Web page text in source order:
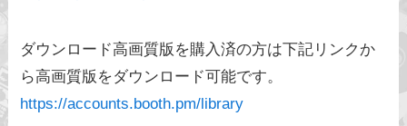
ダウンロード高画質版を購入済の方は下記リンクか
ら高画質版をダウンロード可能です。
https://accounts.booth.pm/library